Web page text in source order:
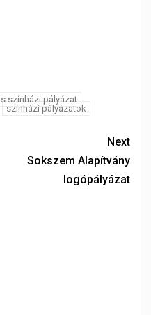
színházi pályázat
színházi pályázatok
Next
Sokszem Alapítvány
logópályázat